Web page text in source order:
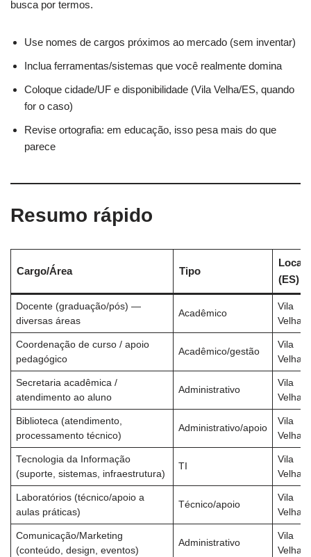
busca por termos.
Use nomes de cargos próximos ao mercado (sem inventar)
Inclua ferramentas/sistemas que você realmente domina
Coloque cidade/UF e disponibilidade (Vila Velha/ES, quando
for o caso)
Revise ortografia: em educação, isso pesa mais do que
parece
Resumo rápido
Cargo/Área Tipo
Local
(ES)
Docente (graduação/pós) —
diversas áreas
Acadêmico
Vila
Velha/
Coordenação de curso / apoio
pedagógico
Acadêmico/gestão
Vila
Velha/
Secretaria acadêmica /
atendimento ao aluno
Administrativo
Vila
Velha/
Biblioteca (atendimento,
processamento técnico)
Administrativo/apoio
Vila
Velha/
Tecnologia da Informação
(suporte, sistemas, infraestrutura)
TI
Vila
Velha/
Laboratórios (técnico/apoio a
aulas práticas)
Técnico/apoio
Vila
Velha/
Comunicação/Marketing
(conteúdo, design, eventos)
Administrativo
Vila
Velha/